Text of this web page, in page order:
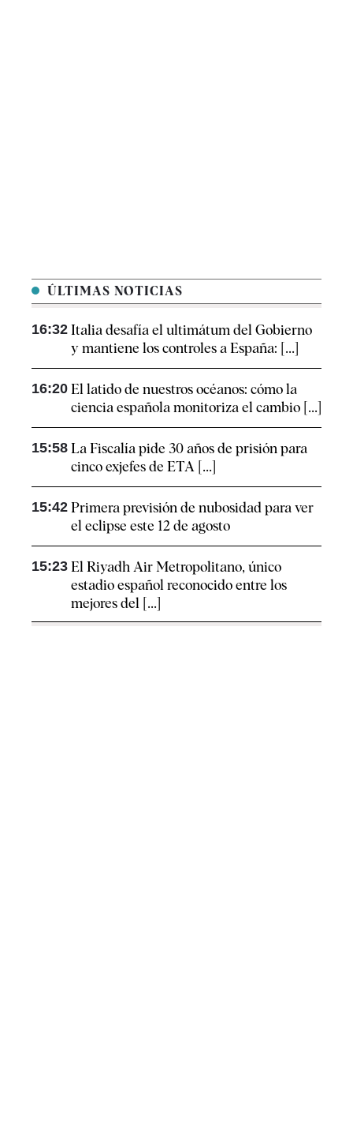
ÚLTIMAS NOTICIAS
16:32 Italia desafía el ultimátum del Gobierno
y mantiene los controles a España: [...]
16:20 El latido de nuestros océanos: cómo la
ciencia española monitoriza el cambio [...]
15:58 La Fiscalía pide 30 años de prisión para
cinco exjefes de ETA [...]
15:42 Primera previsión de nubosidad para ver
el eclipse este 12 de agosto
15:23 El Riyadh Air Metropolitano, único
estadio español reconocido entre los
mejores del [...]